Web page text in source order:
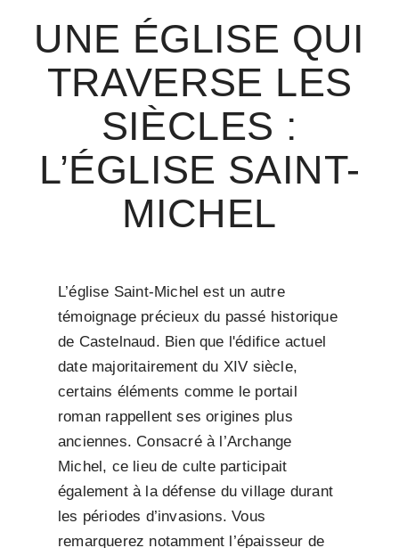
UNE ÉGLISE QUI
TRAVERSE LES
SIÈCLES :
L’ÉGLISE SAINT-
MICHEL
L’église Saint-Michel est un autre
témoignage précieux du passé historique
de Castelnaud. Bien que l'édifice actuel
date majoritairement du XIV siècle,
certains éléments comme le portail
roman rappellent ses origines plus
anciennes. Consacré à l’Archange
Michel, ce lieu de culte participait
également à la défense du village durant
les périodes d’invasions. Vous
remarquerez notamment l’épaisseur de